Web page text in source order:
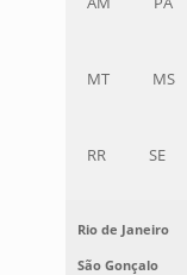
MT MS
RR SE
Rio de Janeiro
São Gonçalo